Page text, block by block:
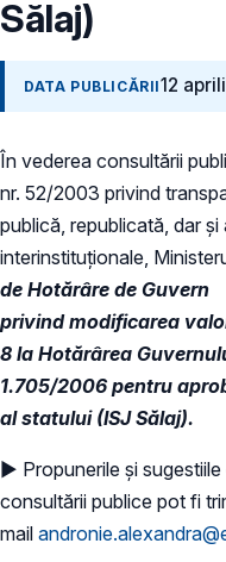
Sălaj)
DATA PUBLICĂRII12
În vederea consultării
nr. 52/2003 privind
publică, republicată, dar
interinstituționale,
de Hotărâre de Guvern
privind modificarea
8 la Hotărârea
1.705/2006 pentru
al statului (ISJ Sălaj).
► Propunerile și
consultării publice pot fi
mail